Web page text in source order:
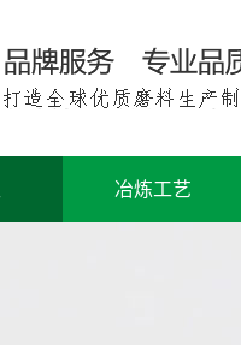
冶炼工艺